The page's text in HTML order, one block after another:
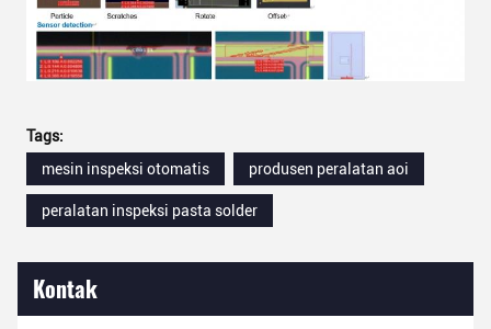
Tags:
mesin inspeksi otomatis
produsen peralatan aoi
peralatan inspeksi pasta solder
Kontak